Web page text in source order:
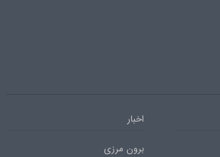
اخبار
برون مرزی